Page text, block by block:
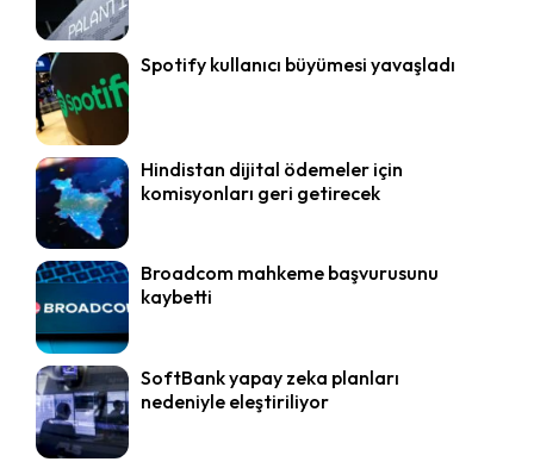
Spotify kullanıcı büyümesi yavaşladı
Hindistan dijital ödemeler için
komisyonları geri getirecek
Broadcom mahkeme başvurusunu
kaybetti
SoftBank yapay zeka planları
nedeniyle eleştiriliyor